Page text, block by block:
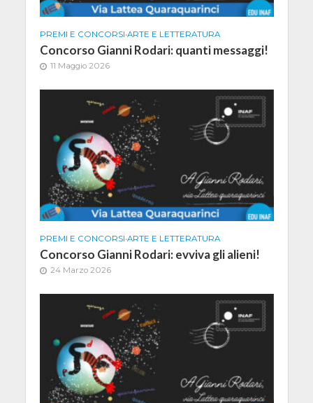
PREMI E CONCORSI•ARTE E LETTERATURA
Concorso Gianni Rodari: quanti messaggi!
11 Maggio 2026
PREMI E CONCORSI•ARTE E LETTERATURA
Concorso Gianni Rodari: evviva gli alieni!
24 Marzo 2026